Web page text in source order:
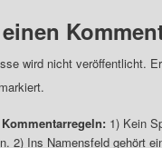
wird nicht veröffentlicht.
markiert.
1) Kein
2) Ins Namensfeld gehört